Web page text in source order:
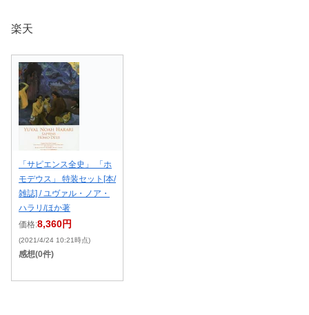
楽天
「サピエンス全史」 「ホ
モデウス」 特装セット[本/
雑誌] / ユヴァル・ノア・
ハラリ/ほか著
価格:8,360円
(2021/4/24 10:21時点)
感想(0件)